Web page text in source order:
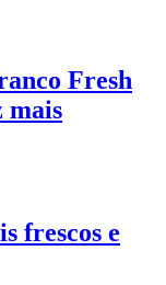
Fresh
mais
frescos e